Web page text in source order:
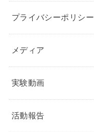
プライバシーポリシー
メディア
実験動画
活動報告